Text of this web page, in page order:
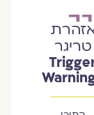
טריגר